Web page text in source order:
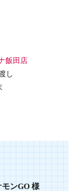
飯田店
し
ンGO様